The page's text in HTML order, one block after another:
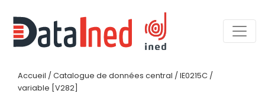
Accueil / Catalogue de données central / IE0215C /
variable [V282]